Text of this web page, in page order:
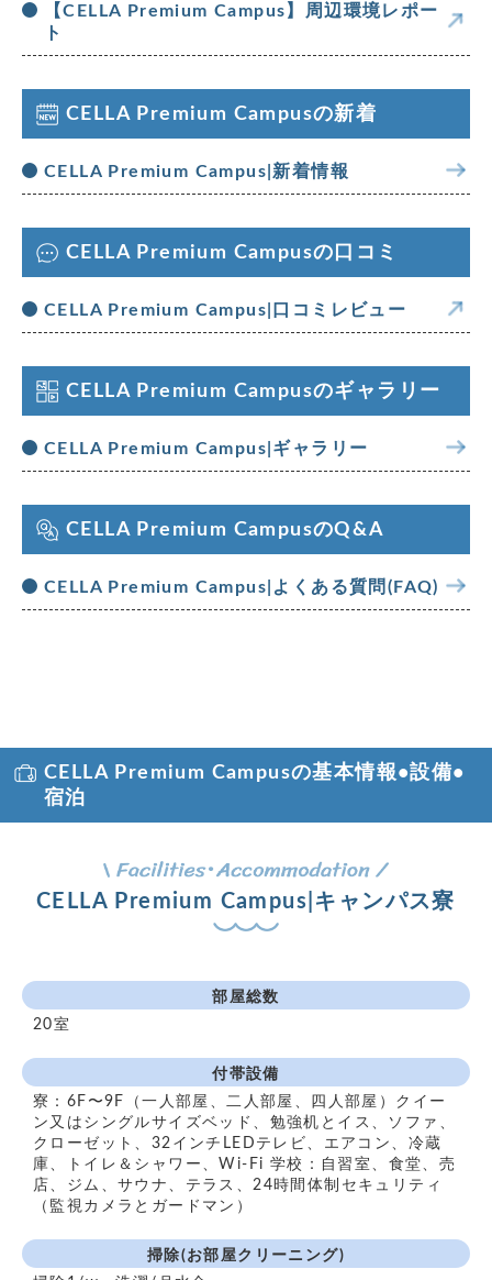
【CELLA Premium Campus】周辺環境レポー
ト
CELLA Premium Campusの新着
CELLA Premium Campus|新着情報
CELLA Premium Campusの口コミ
CELLA Premium Campus|口コミレビュー
CELLA Premium Campusのギャラリー
CELLA Premium Campus|ギャラリー
CELLA Premium CampusのQ&A
CELLA Premium Campus|よくある質問(FAQ)
CELLA Premium Campusの基本情報•設備•
宿泊
CELLA Premium Campus|キャンパス寮
部屋総数
20室
付帯設備
寮：6F〜9F（一人部屋、二人部屋、四人部屋）クイー
ン又はシングルサイズベッド、勉強机とイス、ソファ、
クローゼット、32インチLEDテレビ、エアコン、冷蔵
庫、トイレ＆シャワー、Wi-Fi 学校：自習室、食堂、売
店、ジム、サウナ、テラス、24時間体制セキュリティ
（監視カメラとガードマン）
掃除(お部屋クリーニング)